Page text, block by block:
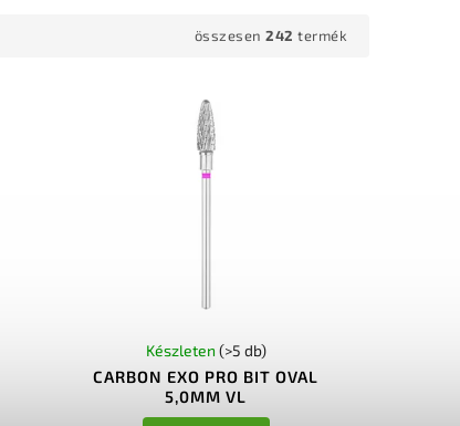
összesen 242 termék
CARBON EXO PRO BIT OVAL
5,0MM VL
Készleten (>5 db)